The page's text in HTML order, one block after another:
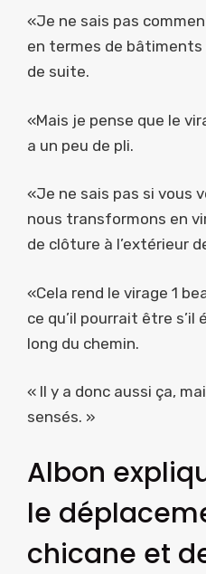
«Je ne sais pas
en termes de
de suite.
«Mais je pense que le
a un peu de pli.
«Je ne sais pas si vous
nous transformons en
de clôture à l’extérieur
«Cela rend le virage 1
ce qu’il pourrait être
long du chemin.
« Il y a donc aussi ça,
sensés. »
Albon
le
chicane et